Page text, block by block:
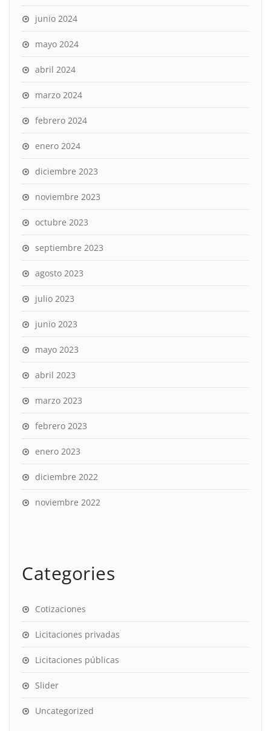
junio 2024
mayo 2024
abril 2024
marzo 2024
febrero 2024
enero 2024
diciembre 2023
noviembre 2023
octubre 2023
septiembre 2023
agosto 2023
julio 2023
junio 2023
mayo 2023
abril 2023
marzo 2023
febrero 2023
enero 2023
diciembre 2022
noviembre 2022
Categories
Cotizaciones
Licitaciones privadas
Licitaciones públicas
Slider
Uncategorized